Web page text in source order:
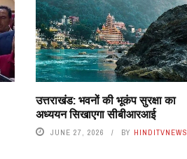
उत्तराखंड: भवनों की भूकंप सुरक्षा का
अध्ययन सिखाएगा सीबीआरआई
JUNE 27, 2026 BY HINDITVNEWS